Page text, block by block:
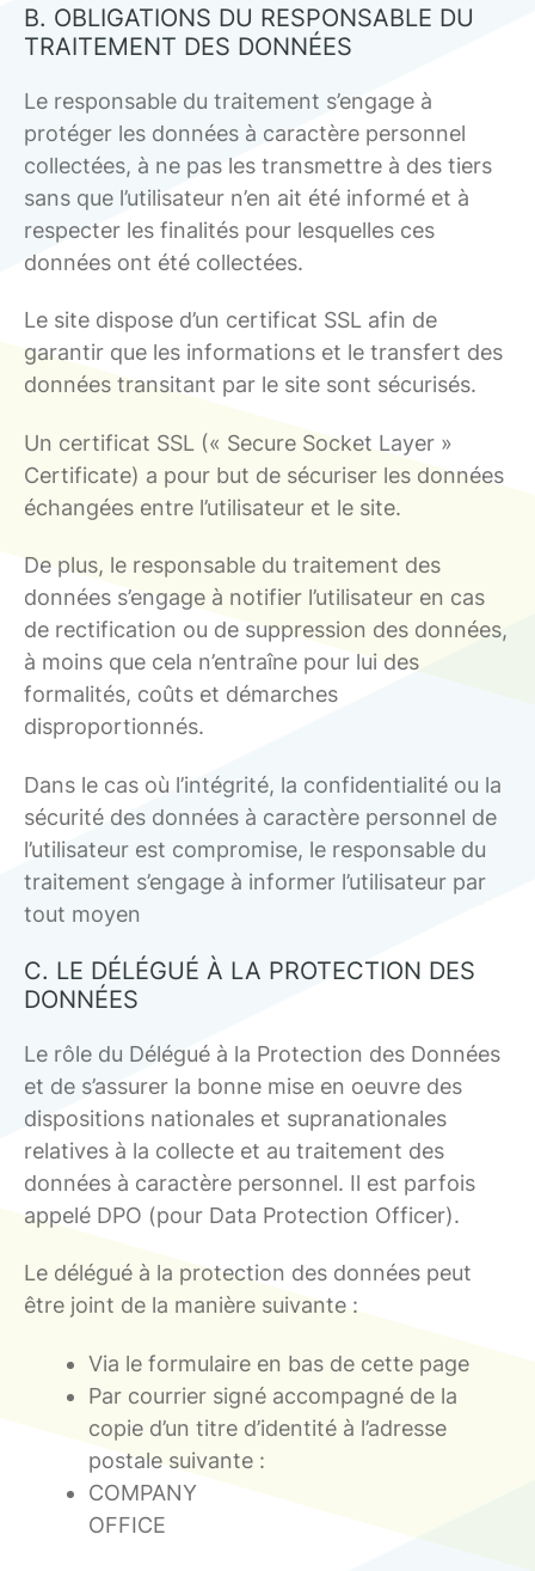
B. OBLIGATIONS DU RESPONSABLE DU
TRAITEMENT DES DONNÉES
Le responsable du traitement s’engage à
protéger les données à caractère personnel
collectées, à ne pas les transmettre à des tiers
sans que l’utilisateur n’en ait été informé et à
respecter les finalités pour lesquelles ces
données ont été collectées.
Le site dispose d’un certificat SSL afin de
garantir que les informations et le transfert des
données transitant par le site sont sécurisés.
Un certificat SSL (« Secure Socket Layer »
Certificate) a pour but de sécuriser les données
échangées entre l’utilisateur et le site.
De plus, le responsable du traitement des
données s’engage à notifier l’utilisateur en cas
de rectification ou de suppression des données,
à moins que cela n’entraîne pour lui des
formalités, coûts et démarches
disproportionnés.
Dans le cas où l’intégrité, la confidentialité ou la
sécurité des données à caractère personnel de
l’utilisateur est compromise, le responsable du
traitement s’engage à informer l’utilisateur par
tout moyen
C. LE DÉLÉGUÉ À LA PROTECTION DES
DONNÉES
Le rôle du Délégué à la Protection des Données
et de s’assurer la bonne mise en oeuvre des
dispositions nationales et supranationales
relatives à la collecte et au traitement des
données à caractère personnel. Il est parfois
appelé DPO (pour Data Protection Officer).
Le délégué à la protection des données peut
être joint de la manière suivante :
Via le formulaire en bas de cette page
Par courrier signé accompagné de la
copie d’un titre d’identité à l’adresse
postale suivante :
COMPANY
OFFICE